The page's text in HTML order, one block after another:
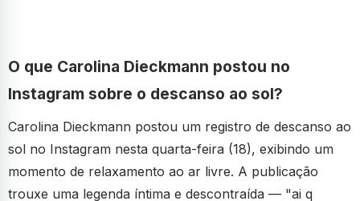
O que Carolina Dieckmann postou no
Instagram sobre o descanso ao sol?
Carolina Dieckmann postou um registro de descanso ao
sol no Instagram nesta quarta-feira (18), exibindo um
momento de relaxamento ao ar livre. A publicação
trouxe uma legenda íntima e descontraída — "ai q